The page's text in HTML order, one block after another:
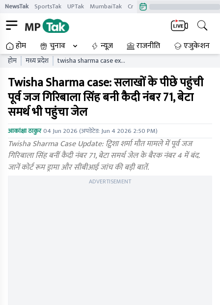
NewsTak SportsTak UPTak MumbaiTak CrimeTak
होम चुनाव न्यूज़ राजनीति एजुकेशन
होम मध्य प्रदेश
twisha sharma case ex
prisoner number bhopal
central jail update
Twisha Sharma case: सलाखों के पीछे पहुंची
पूर्व जज गिरिबाला सिंह बनी कैदी नंबर 71, बेटा
समर्थ भी पहुंचा जेल
आकांक्षा ठाकुर04 Jun 2026(अपडेटेड:Jun 4 2026 2:50 PM)
Twisha Sharma Case Update: ट्विशा शर्मा मौत मामले में पूर्व जज
गिरिबाला सिंह बनीं कैदी नंबर 71, बेटा समर्थ जेल के बैरक नंबर 4 में बंद.
जानें कोर्ट रूम ड्रामा और सीबीआई जांच की बड़ी बातें.
ADVERTISEMENT